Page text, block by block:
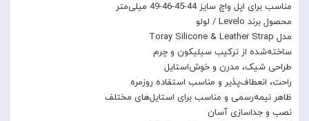
مناسب برای اپل واچ سایز 44-45-46-49 میلی‌متر
محصول برند Levelo / لولو
مدل Toray Silicone & Leather Strap
ساخته‌شده از ترکیب سیلیکون و چرم
طراحی شیک، مدرن و خوش‌استایل
راحت، انعطاف‌پذیر و مناسب استفاده روزمره
ظاهر نیمه‌رسمی و مناسب برای استایل‌های مختلف
نصب و جداسازی آسان